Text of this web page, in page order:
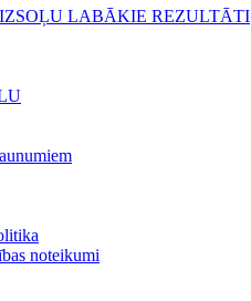
LABĀKIE REZULTĀTI
noteikumi